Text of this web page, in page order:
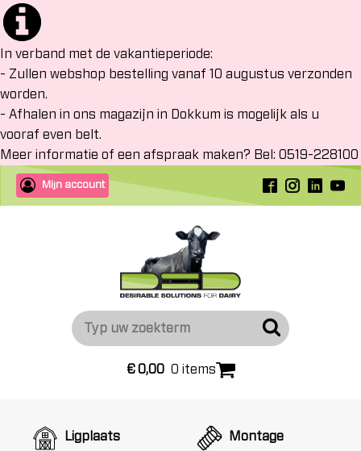
In verband met de vakantieperiode:
- Zullen webshop bestelling vanaf 10 augustus verzonden
worden.
- Afhalen in ons magazijn in Dokkum is mogelijk als u
vooraf even belt.
Meer informatie of een afspraak maken? Bel: 0519-228100
Mijn account
€0,00 0 items
Ligplaats Montage